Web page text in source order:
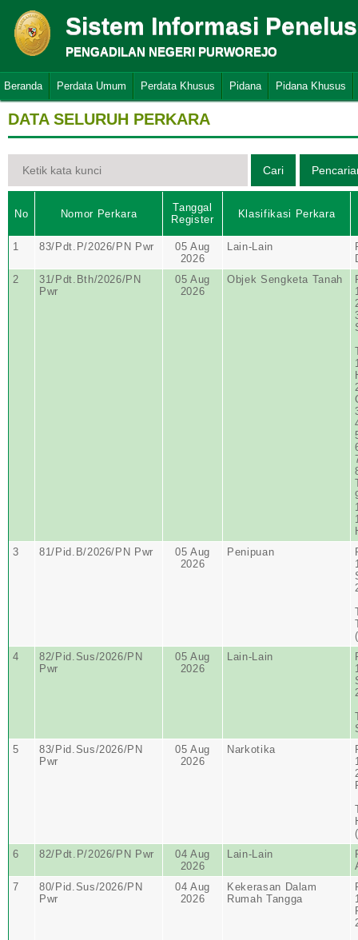
Sistem Informasi
PENGADILAN NEGERI PURWOREJO
Beranda Perdata Umum Perdata Khusus Pidana Pidana Khusus
DATA SELURUH PERKARA
No Nomor Perkara
Tanggal
Register
Klasifikasi Perkara
1 83/Pdt.P/2026/PN Pwr
05 Aug
2026
Lain-Lain
2
31/Pdt.Bth/2026/PN
Pwr
05 Aug
2026
Objek Sengketa Tanah
3
81/Pid.B/2026/PN Pwr
05 Aug
2026
Penipuan
4
82/Pid.Sus/2026/PN
Pwr
05 Aug
2026
Lain-Lain
5
83/Pid.Sus/2026/PN
Pwr
05 Aug
2026
Narkotika
6
82/Pdt.P/2026/PN Pwr
04 Aug
2026
Lain-Lain
7
80/Pid.Sus/2026/PN
Pwr
04 Aug
2026
Kekerasan Dalam
Rumah Tangga